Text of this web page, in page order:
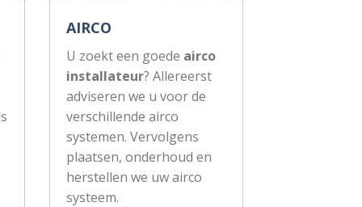
AIRCO
U zoekt een goede airco
installateur? Allereerst
adviseren we u voor de
verschillende airco
systemen. Vervolgens
plaatsen, onderhoud en
herstellen we uw airco
systeem.